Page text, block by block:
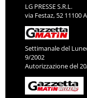
LG PRESSE S.R.L.
via Festaz, 52 11100
Settimanale del
9/2002
Autorizzazione del